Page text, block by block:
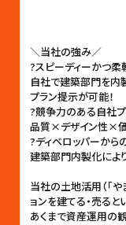
＼当社の強み／
?スピーディーかつ
自社で建築部門を内
プラン提示が可能！
?競争力のある自社
品質×デザイン性×価
?ディベロッパーか
建築部門内製化によ
当社の土地活用（「や
ョンを建てる・売る
あくまで資産運用の